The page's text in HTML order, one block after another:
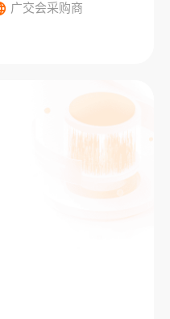
广交会采购商